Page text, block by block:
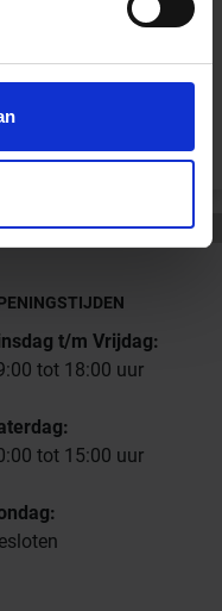
t/m Vrijdag:
tot 18:00 uur
tot 15:00 uur